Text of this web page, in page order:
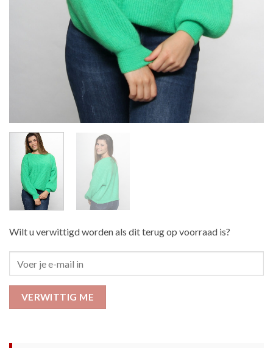
Wilt u verwittigd worden als dit terug op voorraad is?
VERWITTIG ME